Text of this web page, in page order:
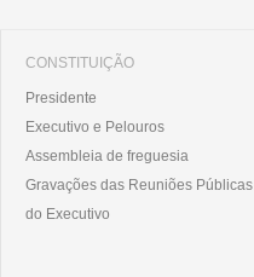
CONSTITUIÇÃO
Presidente
Executivo e Pelouros
Assembleia de freguesia
Gravações das Reuniões Públicas
do Executivo